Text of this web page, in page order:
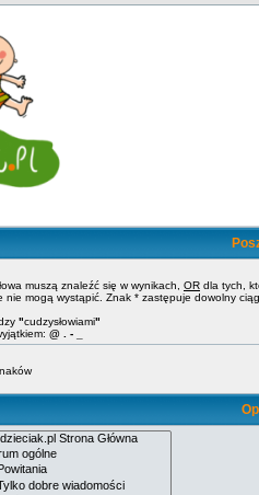
muszą znaleźć się w wynikach, OR dla tych,
nie mogą wystąpić. Znak * zastępuje dowolny ciąg
"cudzysłowiami"
@ . - _